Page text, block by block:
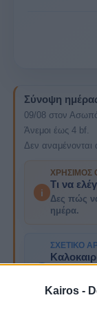
Kairos -
Σύνοψη
09/08 στον
Άνεμοι έως 4 bf.
Δεν αναμένονται
i
ΧΡΉΣΙΜΟΣ
Τι να
Δες πώς
ημέρα.
ΣΧΕΤΙΚΌ